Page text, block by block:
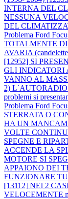
INTERNA DEL
NESSUNA
DEL
Problema Ford
TOTALMENTE DI
AVARIA
[12952] SI
GLI INDICATORI
VANNO AL
2)
problemi si
Problema Ford
STERRATA O
HA UN
VOLTE
SPEGNE E
ACCENDE LA
MOTORE SI
APPAIONO DEI
FUNZIONARE
[13112] NEI 2
VELOCEMENTE